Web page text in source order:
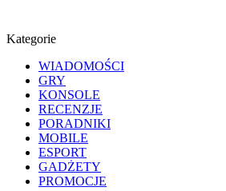
Kategorie
WIADOMOŚCI
GRY
KONSOLE
RECENZJE
PORADNIKI
MOBILE
ESPORT
GADŻETY
PROMOCJE